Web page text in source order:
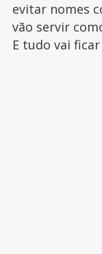
evitar nomes
vão servir
E tudo vai